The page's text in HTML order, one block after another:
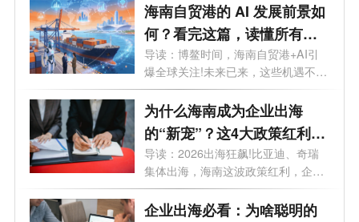
海南自贸港的 AI 发展前景如
何？看完这篇，读懂所有机
遇
导读：博鳌时间，海南自贸港+AI引
爆全球关注!未来已来，这些机遇不容
错过...
为什么海南成为企业出海
的“新宠”？这4大政策红利
90%老板不知道
导读：2026出海狂飙!比亚迪、奇瑞
集体出海，海南这波政策红利，企业
老板再...
企业出海必看：为啥聪明的